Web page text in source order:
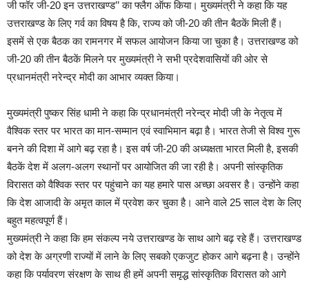
जी फॉर जी-20 इन उत्तराखण्ड’’ का फ्लैग ऑफ किया। मुख्यमंत्री ने कहा कि यह
उत्तराखण्ड के लिए गर्व का विषय है कि, राज्य को जी-20 की तीन बैठकें मिली हैं।
इसमें से एक बैठक का रामनगर में सफल आयोजन किया जा चुका है। उत्तराखण्ड को
जी-20 की तीन बैठकें मिलने पर मुख्यमंत्री ने सभी प्रदेशवासियों की ओर से
प्रधानमंत्री नरेन्द्र मोदी का आभार व्यक्त किया।
मुख्यमंत्री पुष्कर सिंह धामी ने कहा कि प्रधानमंत्री नरेन्द्र मोदी जी के नेतृत्व में
वैश्विक स्तर पर भारत का मान-सम्मान एवं स्वाभिमान बढ़ा है। भारत तेजी से विश्व गुरू
बनने की दिशा में आगे बढ़ रहा है। इस वर्ष जी-20 की अध्यक्षता भारत मिली है, इसकी
बैठकें देश में अलग-अलग स्थानों पर आयोजित की जा रही है। अपनी सांस्कृतिक
विरासत को वैश्विक स्तर पर पहुंचाने का यह हमारे पास अच्छा अवसर है। उन्होंने कहा
कि देश आजादी के अमृत काल में प्रवेश कर चुका है। आने वाले 25 साल देश के लिए
बहुत महत्वपूर्ण हैं।
मुख्यमंत्री ने कहा कि हम संकल्प नये उत्तराखण्ड के साथ आगे बढ़ रहे हैं। उत्तराखण्ड
को देश के अग्रणी राज्यों में लाने के लिए सबको एकजुट होकर आगे बढ़ना है। उन्होंने
कहा कि पर्यावरण संरक्षण के साथ ही हमें अपनी समृद्ध सांस्कृतिक विरासत को आगे